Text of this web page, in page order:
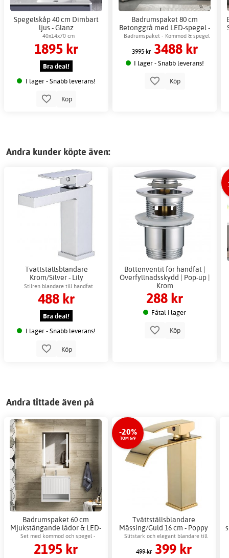
Spegelskåp 40 cm Dimbart
ljus - Glanz
40x14x70 cm
1895 kr
Bra deal!
I lager - Snabb leverans!
Köp
Badrumspaket 80 cm
Betonggrå med LED-spegel -
London + 2.00 x Badrumskrok
Badrumspaket - Kommod & spegel
med LED-belysning
3995 kr 3488 kr
I lager - Snabb leverans!
Köp
Andra kunder köpte även:
Tvättställsblandare
Krom/Silver - Lily
Stilren blandare till handfat
488 kr
Bra deal!
I lager - Snabb leverans!
Köp
Bottenventil för handfat |
Överfyllnadsskydd | Pop-up |
Krom
288 kr
Fåtal i lager
Köp
Andra tittade även på
Badrumspaket 60 cm
Mjukstängande lådor & LED-
spegel - Aurelia
Set med kommod och spegel -
keramiskt tvättställ & dimbar LED-
spegel med anti-fog.
2195 kr
-20%
TOM 6/9
Tvättställsblandare
Mässing/Guld 16 cm - Poppy
Slitstark och elegant blandare till
handfat
499 kr 399 kr